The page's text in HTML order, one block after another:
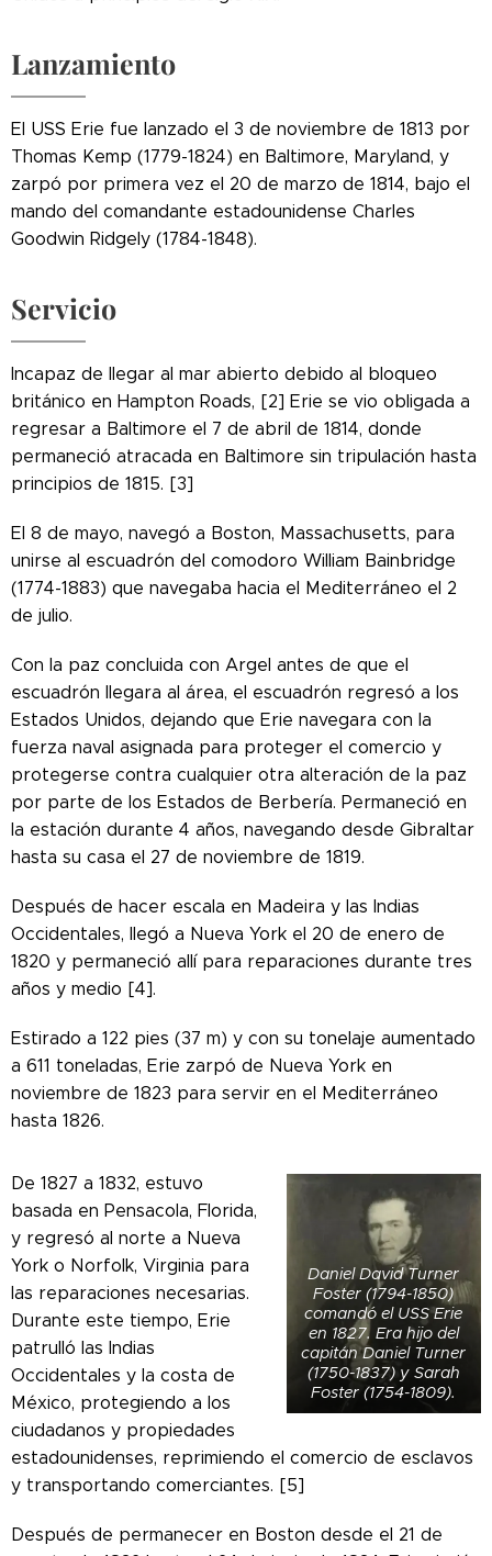
Lanzamiento
El USS Erie fue lanzado el 3 de noviembre de 1813 por
Thomas Kemp (1779-1824) en Baltimore, Maryland, y
zarpó por primera vez el 20 de marzo de 1814, bajo el
mando del comandante estadounidense Charles
Goodwin Ridgely (1784-1848).
Servicio
Incapaz de llegar al mar abierto debido al bloqueo
británico en Hampton Roads, [2] Erie se vio obligada a
regresar a Baltimore el 7 de abril de 1814, donde
permaneció atracada en Baltimore sin tripulación hasta
principios de 1815. [3]
El 8 de mayo, navegó a Boston, Massachusetts, para
unirse al escuadrón del comodoro William Bainbridge
(1774-1883) que navegaba hacia el Mediterráneo el 2
de julio.
Con la paz concluida con Argel antes de que el
escuadrón llegara al área, el escuadrón regresó a los
Estados Unidos, dejando que Erie navegara con la
fuerza naval asignada para proteger el comercio y
protegerse contra cualquier otra alteración de la paz
por parte de los Estados de Berbería. Permaneció en
la estación durante 4 años, navegando desde Gibraltar
hasta su casa el 27 de noviembre de 1819.
Después de hacer escala en Madeira y las Indias
Occidentales, llegó a Nueva York el 20 de enero de
1820 y permaneció allí para reparaciones durante tres
años y medio [4].
Estirado a 122 pies (37 m) y con su tonelaje aumentado
a 611 toneladas, Erie zarpó de Nueva York en
noviembre de 1823 para servir en el Mediterráneo
hasta 1826.
Daniel David Turner
Foster (1794-1850)
comandó el USS Erie
en 1827. Era hijo del
capitán Daniel Turner
(1750-1837) y Sarah
Foster (1754-1809).
De 1827 a 1832, estuvo
basada en Pensacola, Florida,
y regresó al norte a Nueva
York o Norfolk, Virginia para
las reparaciones necesarias.
Durante este tiempo, Erie
patrulló las Indias
Occidentales y la costa de
México, protegiendo a los
ciudadanos y propiedades
estadounidenses, reprimiendo el comercio de esclavos
y transportando comerciantes. [5]
Después de permanecer en Boston desde el 21 de